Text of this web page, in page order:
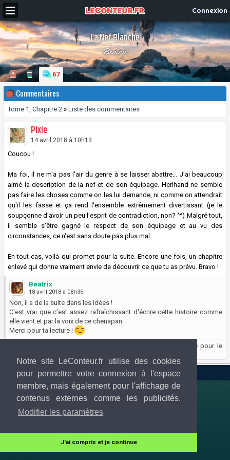
Notre site LeConteur.fr utilise des cookies
pour permettre votre connexion à l'espace
membre, mais également pour l'affichage de
contenus externes comme les publicités.
Modifier les paramètres
J'ai compris et je continue
Connexion
La Nef Blanche
Beatrix
67
Commentaires
Tome 1, Chapitre 2 » Liste des commentaires
Pixie
14 avril 2018 à 10h13
Coucou !
Ma foi, il ne m'a pas l'air du genre à se laisser abattre... J'ai beaucoup
aimé la description de la nef et de son équipage. Herlhand ne semble
pas faire les choses comme on les lui demande, ni comme on attendrait
qu'il les fasse et ça rend l'ensemble extrêmement divertissant (je le
soupçonne d'avoir un peu l'esprit de contradiction, non? ^^) Malgré tout,
il semble s'être gagné le respect de son équipage et au vu des
circonstances, ce n'est sans doute pas plus mal.
En tout cas, voilà qui promet pour la suite. Encore une fois, un chapitre
enlevé qui donne vraiment envie de découvrir ce que tu as prévu. Bravo !
Beatrix
18 avril 2018 à 08h36
Non, il a de la suite dans les idées !
C'est vrai que c'est assez rafraîchissant d'écrire cette histoire comme
elle vient.et par la voix de ce chenapan.
Merci pour ta lecture !
Vous ne pouvez participer à ce fil de discussion réservé pour le
LeConteur.fr 2013-2026 © Tous droits réservés